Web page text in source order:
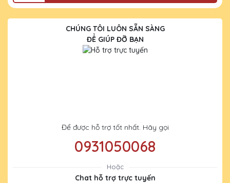
CHÚNG TÔI LUÔN SẴN SÀNG
ĐỂ GIÚP ĐỠ BẠN
Để được hỗ trợ tốt nhất. Hãy gọi
0931050068
Hoặc
Chat hỗ trợ trực tuyến